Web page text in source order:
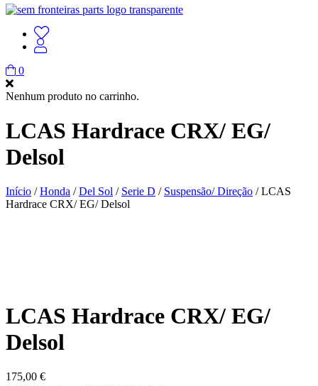
0
Nenhum produto no carrinho.
LCAS Hardrace CRX/ EG/
Delsol
Início /Honda /Del Sol / Serie D / Suspensão/ Direção / LCAS
Hardrace CRX/ EG/ Delsol
LCAS Hardrace CRX/ EG/
Delsol
175,00 €